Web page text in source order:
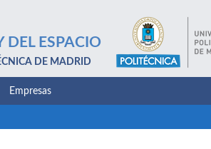
DEL ESPACIO
DE MADRID
Empresas